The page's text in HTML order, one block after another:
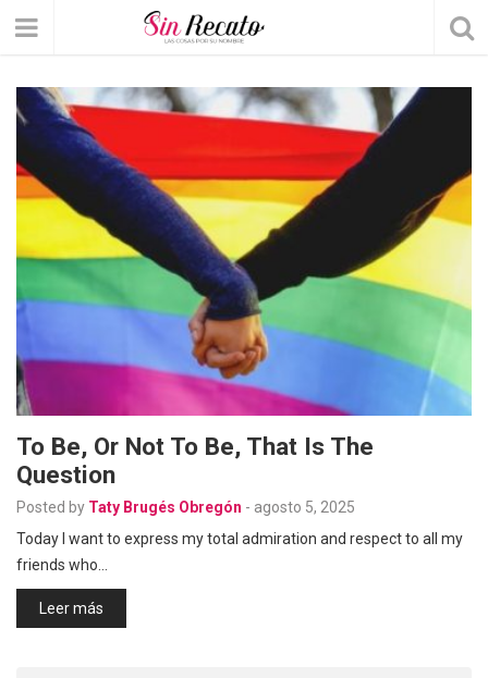
To Be, Or Not To Be, That Is The
Question
Posted by Taty Brugés Obregón - agosto 5, 2025
Today I want to express my total admiration and respect to all my
friends who…
Leer más